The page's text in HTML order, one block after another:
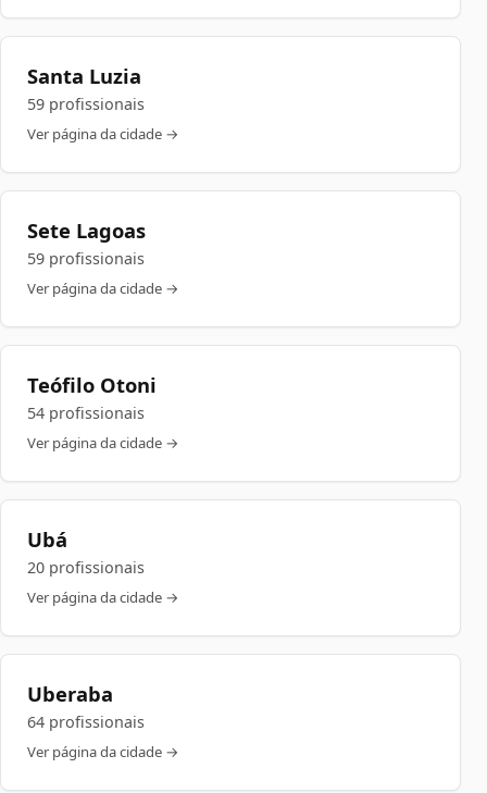
Santa Luzia
59 profissionais
Ver página da cidade →
Sete Lagoas
59 profissionais
Ver página da cidade →
Teófilo Otoni
54 profissionais
Ver página da cidade →
Ubá
20 profissionais
Ver página da cidade →
Uberaba
64 profissionais
Ver página da cidade →